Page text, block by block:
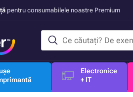
pentru consumabilele noastre Premium
Electronice
+ IT